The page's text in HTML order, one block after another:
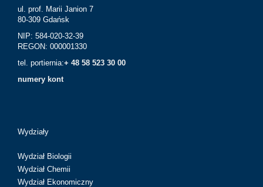
ul. prof. Marii Janion 7
80-309 Gdańsk
NIP: 584-020-32-39
REGON: 000001330
tel. portiernia:+ 48 58 523 30 00
numery kont
Wydziały
Wydział Biologii
Wydział Chemii
Wydział Ekonomiczny